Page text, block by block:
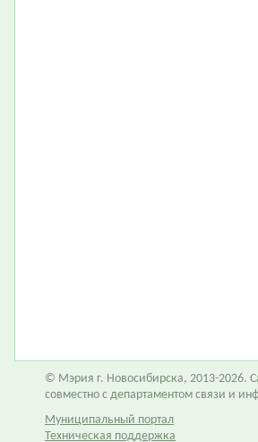
© Мэрия г. Новосибирска, 2013-2026.
совместно с департаментом связи и
Муниципальный портал
Техническая поддержка